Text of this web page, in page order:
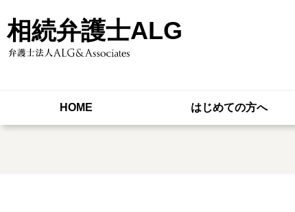
相続弁護士ALG
HOME はじめての方へ